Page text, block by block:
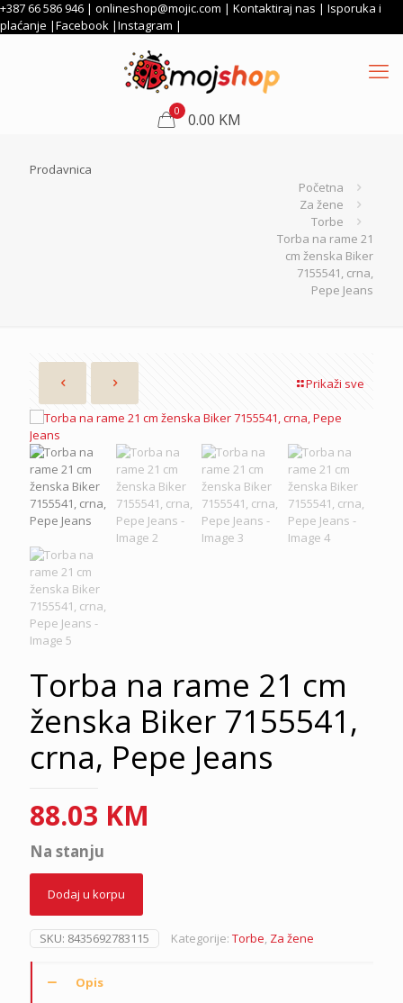
+387 66 586 946 | onlineshop@mojic.com | Kontaktiraj nas | Isporuka i
plaćanje |Facebook |Instagram |
0 0.00 KM
Prodavnica
Početna
Za žene
Torbe
Torba na rame 21
cm ženska Biker
7155541, crna,
Pepe Jeans
Prikaži sve
Torba na rame 21 cm
ženska Biker 7155541,
crna, Pepe Jeans
88.03 KM
Na stanju
Dodaj u korpu
SKU: 8435692783115 Kategorije: Torbe, Za žene
Opis